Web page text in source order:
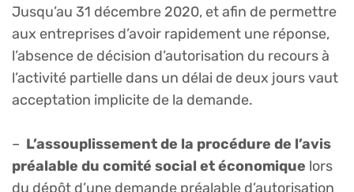
Jusqu’au 31 décembre 2020, et afin de permettre
aux entreprises d’avoir rapidement une réponse,
l’absence de décision d’autorisation du recours à
l’activité partielle dans un délai de deux jours vaut
acceptation implicite de la demande.
– L’assouplissement de la procédure de l’avis
préalable du comité social et économique lors
du dépôt d’une demande préalable d’autorisation